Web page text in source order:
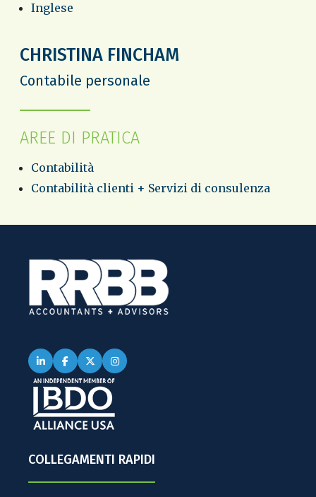
Inglese
CHRISTINA FINCHAM
Contabile personale
AREE DI PRATICA
Contabilità
Contabilità clienti + Servizi di consulenza
COLLEGAMENTI RAPIDI